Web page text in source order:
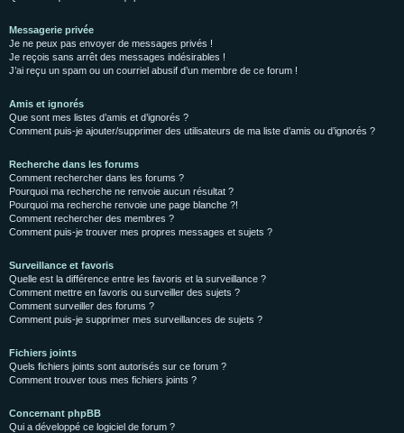
Messagerie privée
Je ne peux pas envoyer de messages privés !
Je reçois sans arrêt des messages indésirables !
J’ai reçu un spam ou un courriel abusif d’un membre de ce forum !
Amis et ignorés
Que sont mes listes d’amis et d’ignorés ?
Comment puis-je ajouter/supprimer des utilisateurs de ma liste d’amis ou d’ignorés ?
Recherche dans les forums
Comment rechercher dans les forums ?
Pourquoi ma recherche ne renvoie aucun résultat ?
Pourquoi ma recherche renvoie une page blanche ?!
Comment rechercher des membres ?
Comment puis-je trouver mes propres messages et sujets ?
Surveillance et favoris
Quelle est la différence entre les favoris et la surveillance ?
Comment mettre en favoris ou surveiller des sujets ?
Comment surveiller des forums ?
Comment puis-je supprimer mes surveillances de sujets ?
Fichiers joints
Quels fichiers joints sont autorisés sur ce forum ?
Comment trouver tous mes fichiers joints ?
Concernant phpBB
Qui a développé ce logiciel de forum ?